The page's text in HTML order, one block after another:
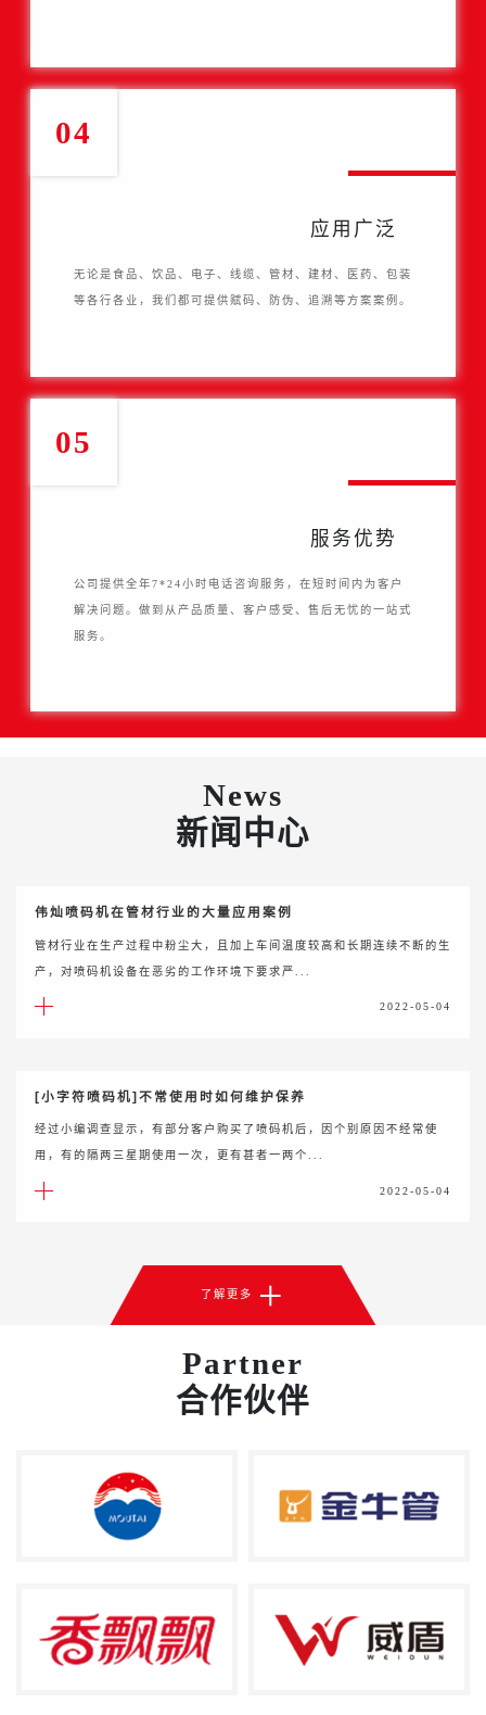
04
应用广泛
无论是食品、饮品、电子、线缆、管材、建材、医药、包装
等各行各业，我们都可提供赋码、防伪、追溯等方案案例。
05
服务优势
公司提供全年7*24小时电话咨询服务，在短时间内为客户
解决问题。做到从产品质量、客户感受、售后无忧的一站式
服务。
News
新闻中心
伟灿喷码机在管材行业的大量应用案例
管材行业在生产过程中粉尘大，且加上车间温度较高和长期连续不断的生
产，对喷码机设备在恶劣的工作环境下要求严...
2022-05-04
[小字符喷码机]不常使用时如何维护保养
经过小编调查显示，有部分客户购买了喷码机后，因个别原因不经常使
用，有的隔两三星期使用一次，更有甚者一两个...
2022-05-04
了解更多 +
Partner
合作伙伴